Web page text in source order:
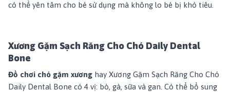
có thể yên tâm cho bé sử dụng mà không lo bé bị khó tiêu.
Xương Gặm Sạch Răng Cho Chó Daily Dental
Bone
Đồ chơi chó gặm xương hay Xương Gặm Sạch Răng Cho Chó
Daily Dental Bone có 4 vị: bò, gà, sữa và gan. Có thể bổ sung